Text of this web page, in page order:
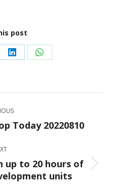
post
Share
LinkedIn
Share
WhatsApp
Today 20220810
up to 20 hours of
units